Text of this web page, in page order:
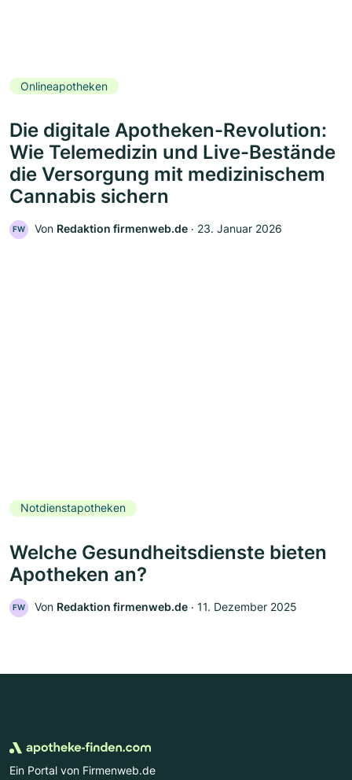
Onlineapotheken
Die digitale Apotheken-Revolution:
Wie Telemedizin und Live-Bestände
die Versorgung mit medizinischem
Cannabis sichern
FW Von Redaktion firmenweb.de ‧ 23. Januar 2026
Notdienstapotheken
Welche Gesundheitsdienste bieten
Apotheken an?
FW Von Redaktion firmenweb.de ‧ 11. Dezember 2025
Ein Portal von Firmenweb.de